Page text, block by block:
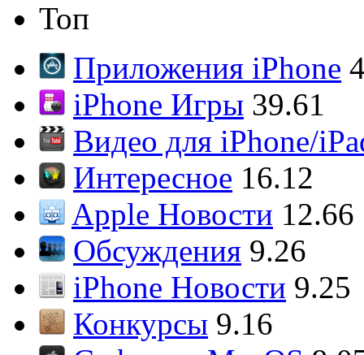
Топ
Приложения iPhone
iPhone Игры 39.61
Видео для iPhone/
Интересное 16.12
Apple Новости 12.66
Обсуждения 9.26
iPhone Новости 9.25
Конкурсы 9.16